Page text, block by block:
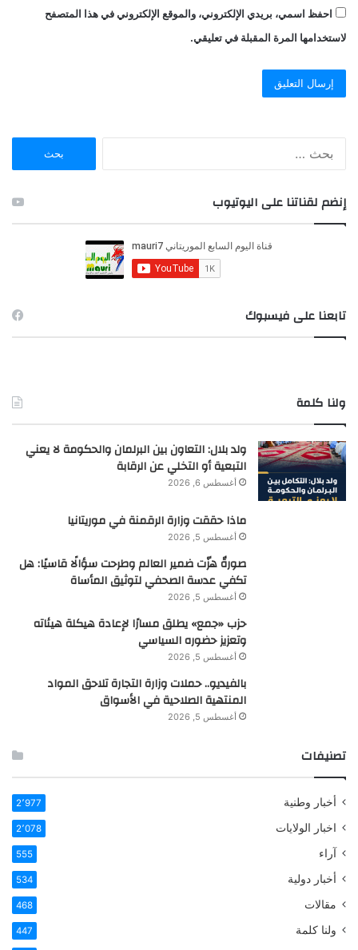
احفظ اسمي، بريدي الإلكتروني، والموقع الإلكتروني في هذا المتصفح
لاستخدامها المرة المقبلة في تعليقي.
ن
:
إنضم لقناتنا على اليوتيوب
تابعنا على فيسبوك
ولنا كلمة
ولد بلال: التعاون بين البرلمان والحكومة لا يعني
التبعية أو التخلي عن الرقابة
أغسطس 6, 2026
ماذا حققت وزارة الرقمنة في موريتانيا
أغسطس 5, 2026
صورةٌ هزّت ضمير العالم وطرحت سؤالًا قاسيًا: هل
تكفي عدسة الصحفي لتوثيق المأساة
أغسطس 5, 2026
حزب «جمع» يطلق مسارًا لإعادة هيكلة هيئاته
وتعزيز حضوره السياسي
أغسطس 5, 2026
بالفيديو.. حملات وزارة التجارة تلاحق المواد
المنتهية الصلاحية في الأسواق
أغسطس 5, 2026
تصنيفات
أخبار وطنية 2٬977
اخبار الولايات 2٬078
آراء 555
أخبار دولية 534
مقالات 468
ولنا كلمة 447